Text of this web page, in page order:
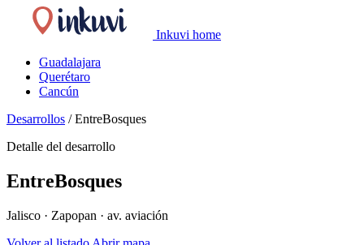
Inkuvi home
Guadalajara
Querétaro
Cancún
Desarrollos / EntreBosques
Detalle del desarrollo
EntreBosques
Jalisco · Zapopan · av. aviación